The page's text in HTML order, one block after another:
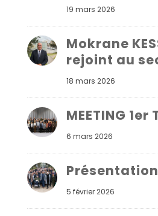
19 mars 2026
Mokrane
rejoint au
18 mars 2026
MEETING 1er
6 mars 2026
5 février 2026